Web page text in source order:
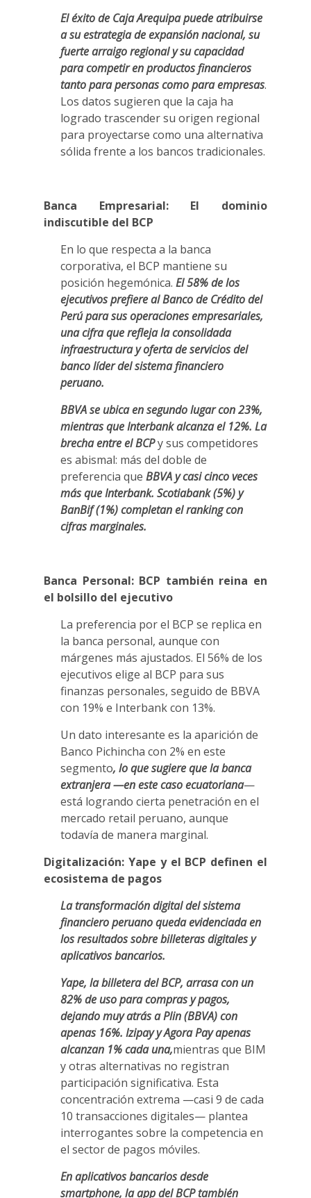
El éxito de Caja Arequipa puede atribuirse
a su estrategia de expansión nacional, su
fuerte arraigo regional y su capacidad
para competir en productos financieros
tanto para personas como para empresas.
Los datos sugieren que la caja ha
logrado trascender su origen regional
para proyectarse como una alternativa
sólida frente a los bancos tradicionales.
Banca Empresarial: El dominio
indiscutible del BCP
En lo que respecta a la banca
corporativa, el BCP mantiene su
posición hegemónica.El 58% de los
ejecutivos prefiere al Banco de Crédito del
Perú para sus operaciones empresariales,
una cifra que refleja la consolidada
infraestructura y oferta de servicios del
banco líder del sistema financiero
peruano.
BBVA se ubica en segundo lugar con 23%,
mientras que Interbank alcanza el 12%. La
brecha entre el BCPy sus competidores
es abismal: más del doble de
preferencia queBBVA y casi cinco veces
más que Interbank. Scotiabank (5%) y
BanBif (1%) completan el ranking con
cifras marginales.
Banca Personal: BCP también reina en
el bolsillo del ejecutivo
La preferencia por el BCP se replica en
la banca personal, aunque con
márgenes más ajustados. El 56% de los
ejecutivos elige al BCP para sus
finanzas personales, seguido de BBVA
con 19% e Interbank con 13%.
Un dato interesante es la aparición de
Banco Pichincha con 2% en este
segmento, lo que sugiere que la banca
extranjera —en este caso ecuatoriana—
está logrando cierta penetración en el
mercado retail peruano, aunque
todavía de manera marginal.
Digitalización: Yape y el BCP definen el
ecosistema de pagos
La transformación digital del sistema
financiero peruano queda evidenciada en
los resultados sobre billeteras digitales y
aplicativos bancarios.
Yape, la billetera del BCP, arrasa con un
82% de uso para compras y pagos,
dejando muy atrás a Plin (BBVA) con
apenas 16%. Izipay y Agora Pay apenas
alcanzan 1% cada una,mientras que BIM
y otras alternativas no registran
participación significativa. Esta
concentración extrema —casi 9 de cada
10 transacciones digitales— plantea
interrogantes sobre la competencia en
el sector de pagos móviles.
En aplicativos bancarios desde
smartphone, la app del BCP también